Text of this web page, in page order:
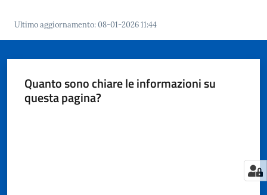
Servizi
l'Unione
Ultimo aggiornamento:08-01-2026 11:44
Quanto sono chiare le informazioni su
questa pagina?